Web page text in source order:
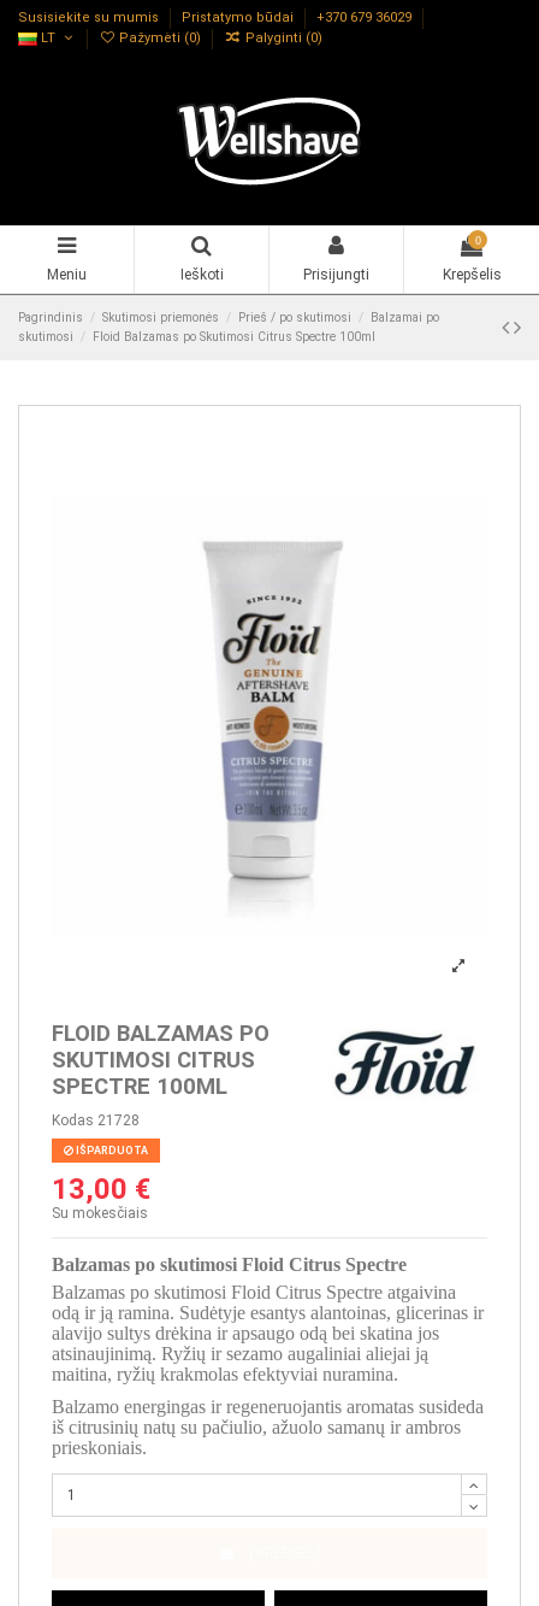
Susisiekite su mumis Pristatymo būdai
+370 679 36029
LT
Pažymėti (0) Palyginti (0)
Meniu Ieškoti Prisijungti
0
Krepšelis
Pagrindinis Skutimosi priemonės Prieš / po skutimosi
Balzamai po
skutimosi
Floid Balzamas po Skutimosi Citrus Spectre 100ml
FLOID BALZAMAS PO
SKUTIMOSI CITRUS
SPECTRE 100ML
Kodas 21728
IŠPARDUOTA
13,00 €
Su mokesčiais
Balzamas po skutimosi Floid Citrus Spectre
Balzamas po skutimosi Floid Citrus Spectre atgaivina
odą ir ją ramina. Sudėtyje esantys alantoinas, glicerinas ir
alavijo sultys drėkina ir apsaugo odą bei skatina jos
atsinaujinimą. Ryžių ir sezamo augaliniai aliejai ją
maitina, ryžių krakmolas efektyviai nuramina.
Balzamo energingas ir regeneruojantis aromatas susideda
iš citrusinių natų su pačiulio, ažuolo samanų ir ambros
prieskoniais.